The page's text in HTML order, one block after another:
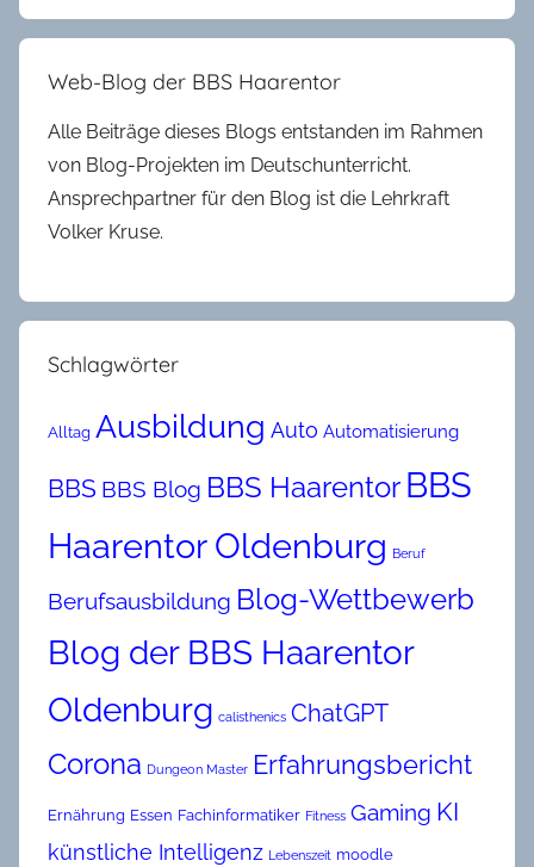
Web-Blog der BBS Haarentor
Alle Beiträge dieses Blogs entstanden im Rahmen
von Blog-Projekten im Deutschunterricht.
Ansprechpartner für den Blog ist die Lehrkraft
Volker Kruse.
Schlagwörter
Alltag Ausbildung Auto Automatisierung
BBS BBS Blog BBS Haarentor BBS
Haarentor Oldenburg Beruf
Berufsausbildung Blog-Wettbewerb
Blog der BBS Haarentor
Oldenburg calisthenics ChatGPT
Corona Dungeon Master Erfahrungsbericht
Ernährung Essen Fachinformatiker Fitness Gaming KI
künstliche Intelligenz Lebenszeit moodle